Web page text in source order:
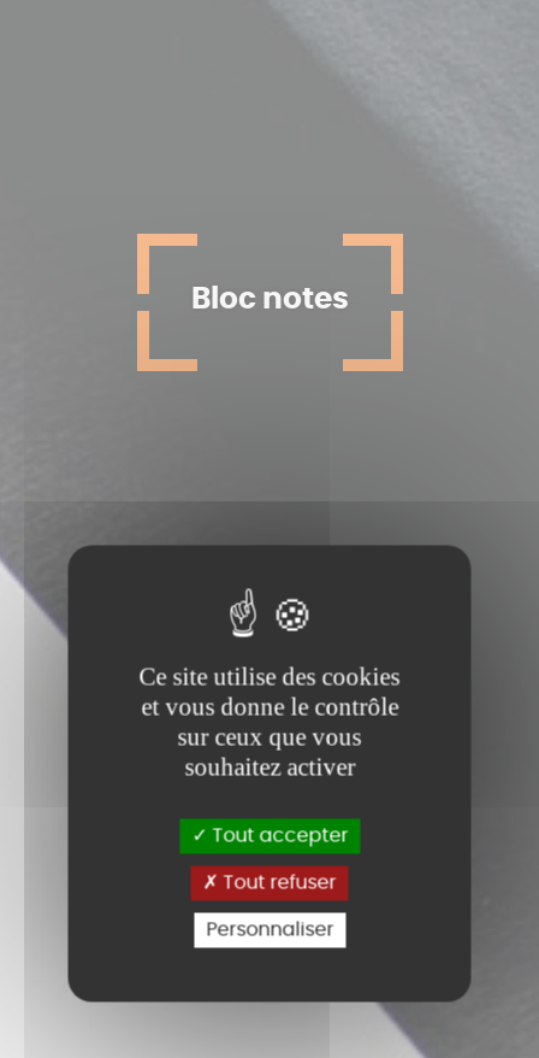
Ce site utilise des cookies
et vous donne le contrôle
sur ceux que vous
souhaitez activer
Tout accepter
Tout refuser
Personnaliser
Bloc notes